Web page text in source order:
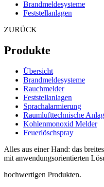
Brandmeldesysteme
Feststellanlagen
ZURÜCK
Produkte
Übersicht
Brandmeldesysteme
Rauchmelder
Feststellanlagen
Sprachalarmierung
Raumlufttechnische
Kohlenmonoxid Melder
Feuerlöschspray
Alles aus einer Hand: das
mit anwendungsorientierten
hochwertigen Produkten.